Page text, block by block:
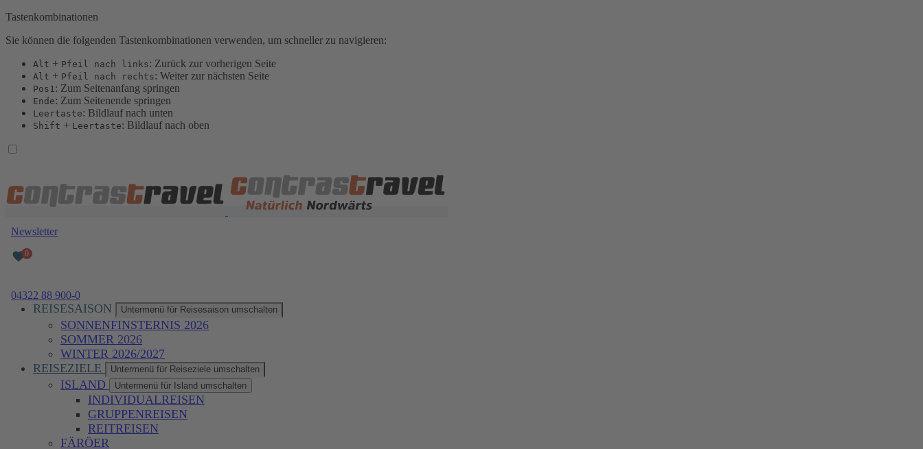
Tastenkombinationen
Sie können die folgenden Tastenkombinationen verwenden, um schneller zu navigieren:
Alt + Pfeil nach links: Zurück zur vorherigen Seite
Alt + Pfeil nach rechts: Weiter zur nächsten Seite
Pos1: Zum Seitenanfang springen
Ende: Zum Seitenende springen
Leertaste: Bildlauf nach unten
Shift + Leertaste: Bildlauf nach oben
Newsletter
04322 88 900-0
REISESAISON Untermenü für Reisesaison umschalten
SONNENFINSTERNIS 2026
SOMMER 2026
WINTER 2026/2027
REISEZIELE
Untermenü für Reiseziele umschalten
ISLAND Untermenü für Island umschalten
INDIVIDUALREISEN
GRUPPENREISEN
REITREISEN
FÄRÖER